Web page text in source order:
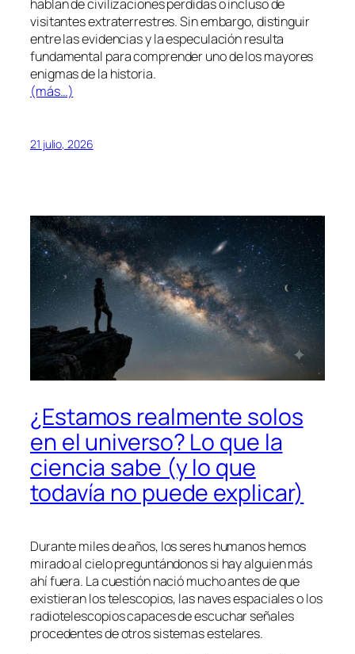
hablan de civilizaciones perdidas o incluso de
visitantes extraterrestres. Sin embargo, distinguir
entre las evidencias y la especulación resulta
fundamental para comprender uno de los mayores
enigmas de la historia.
(más…)
21 julio, 2026
¿Estamos realmente solos
en el universo? Lo que la
ciencia sabe (y lo que
todavía no puede explicar)
Durante miles de años, los seres humanos hemos
mirado al cielo preguntándonos si hay alguien más
ahí fuera. La cuestión nació mucho antes de que
existieran los telescopios, las naves espaciales o los
radiotelescopios capaces de escuchar señales
procedentes de otros sistemas estelares.